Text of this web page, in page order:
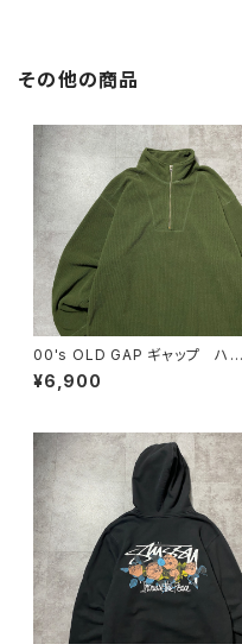
その他の商品
00's OLD GAP ギャップ ハ
ーフジップ コーデュロイ グリ
ーン フリーススウェット トレ
¥6,900